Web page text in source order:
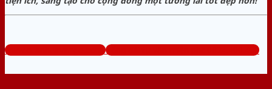
www.cuanhuavango.com Tổng đài tư vấn miễn phí: 0824.400.400